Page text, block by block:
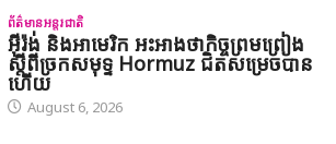
ព័ត៌មានអន្តរជាតិ
អ៊ីរ៉ង់ និងអាមេរិក អះអាងថាកិច្ចព្រមព្រៀង
ស្តីពីច្រកសមុទ្ទ Hormuz ជិតសម្រេចបាន
ហើយ
August 6, 2026